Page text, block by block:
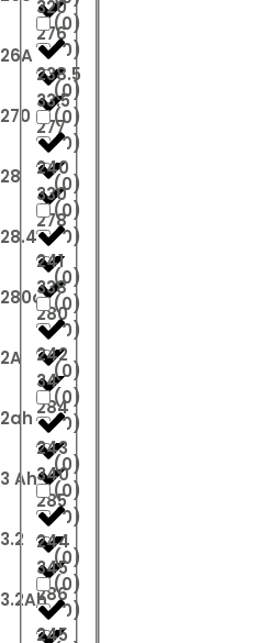
26A
270
28
28.4
280ah
2A
2ah
3 Ah
3.2
3.2Ah
276
(0)
277
(0)
278
(0)
280
(0)
284
(0)
285
(0)
286
(0)
320
(0)
33.5
(0)
330
(0)
338
(0)
34
(0)
340
(0)
345
(0)
238.5
(0)
240
(0)
241
(0)
242
(0)
243
(0)
244
(0)
245